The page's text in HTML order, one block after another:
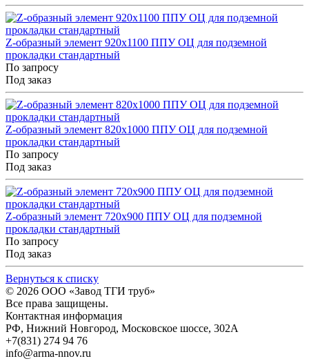
Z-образный элемент 920x1100 ППУ ОЦ для подземной
прокладки стандартный
По запросу
Под заказ
Z-образный элемент 820x1000 ППУ ОЦ для подземной
прокладки стандартный
По запросу
Под заказ
Z-образный элемент 720x900 ППУ ОЦ для подземной
прокладки стандартный
По запросу
Под заказ
Вернуться к списку
© 2026 ООО «Завод ТГИ труб»
Все права защищены.
Контактная информация
РФ, Нижний Новгород, Московское шоссе, 302А
+7(831) 274 94 76
info@arma-nnov.ru